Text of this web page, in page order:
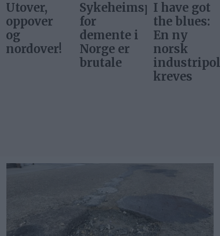
Sykeheimsprisene
for
demente i
Norge er
I have got
the blues:
En ny
norsk
industripolitikk
De hadde
ikke
på